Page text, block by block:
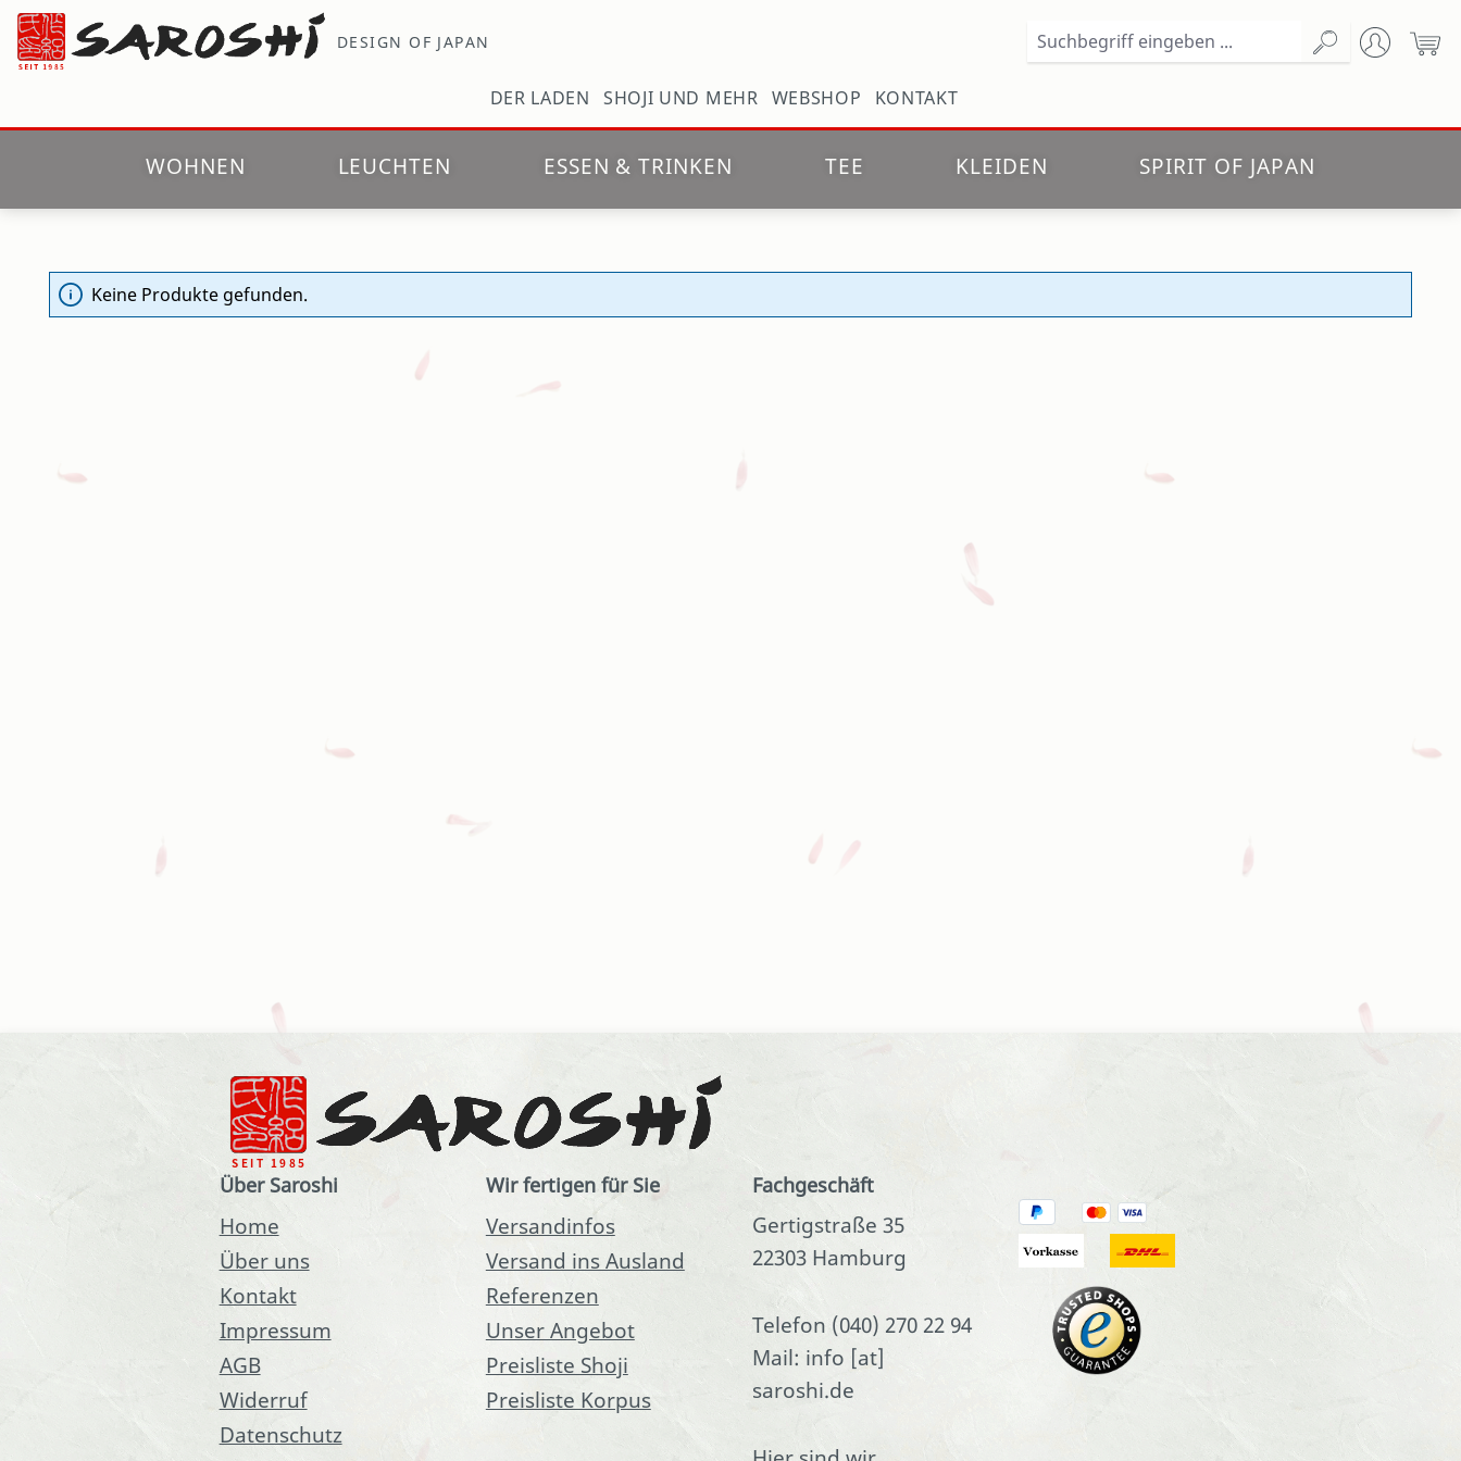
Hauptinhalt springen
Zur Suche springen
Zur Hauptnavigation springen
DESIGN OF JAPAN
DER LADEN SHOJI UND MEHR WEBSHOP KONTAKT
WOHNEN LEUCHTEN ESSEN & TRINKEN TEE KLEIDEN SPIRIT OF JAPAN
Kleiden T-Shirts
Keine Produkte gefunden.
Über Saroshi
Home
Über uns
Kontakt
Impressum
AGB
Widerruf
Datenschutz
Wir fertigen für Sie
Versandinfos
Versand ins Ausland
Referenzen
Unser Angebot
Preisliste Shoji
Preisliste Korpus
Fachgeschäft
Gertigstraße 35
22303 Hamburg
Telefon (040) 270 22 94
Mail: info [at]
saroshi.de